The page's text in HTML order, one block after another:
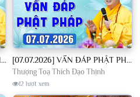
[06.07.2026] VẤN ĐÁP PHẬT PHÁP - Nghe Thầy giảng Pháp mỗi ngày CÔNG ĐỨC VÔ LƯỢNG│TT. Thích Đạo Thịnh [07.07.2026] VẤN ĐÁP PHẬT PHÁP - Nghe Thầy giảng Pháp mỗi ngày CÔNG ĐỨC VÔ LƯỢNG│TT. Thích Đạo Thịnh
Thượng Toạ Thích Đạo Thịnh
12 lượt xem